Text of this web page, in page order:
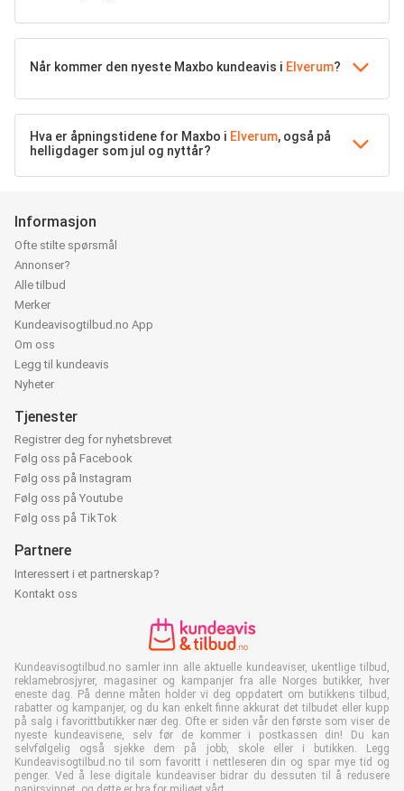
Når kommer den nyeste Maxbo kundeavis i Elverum?
Hva er åpningstidene for Maxbo i Elverum, også på
helligdager som jul og nyttår?
Informasjon
Ofte stilte spørsmål
Annonser?
Alle tilbud
Merker
Kundeavisogtilbud.no App
Om oss
Legg til kundeavis
Nyheter
Tjenester
Registrer deg for nyhetsbrevet
Følg oss på Facebook
Følg oss på Instagram
Følg oss på Youtube
Følg oss på TikTok
Partnere
Interessert i et partnerskap?
Kontakt oss
Kundeavisogtilbud.no samler inn alle aktuelle kundeaviser, ukentlige tilbud,
reklamebrosjyrer, magasiner og kampanjer fra alle Norges butikker, hver
eneste dag. På denne måten holder vi deg oppdatert om butikkens tilbud,
rabatter og kampanjer, og du kan enkelt finne akkurat det tilbudet eller kupp
på salg i favorittbutikker nær deg. Ofte er siden vår den første som viser de
nyeste kundeavisene, selv før de kommer i postkassen din! Du kan
selvfølgelig også sjekke dem på jobb, skole eller i butikken. Legg
Kundeavisogtilbud.no til som favoritt i nettleseren din og spar mye tid og
penger. Ved å lese digitale kundeaviser bidrar du dessuten til å redusere